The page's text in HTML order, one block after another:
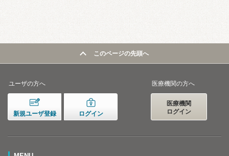
このページの先頭へ
ユーザの方へ
新規ユーザ登録 ログイン
医療機関の方へ
医療機関
ログイン